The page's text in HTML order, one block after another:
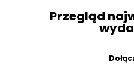
Przegląd